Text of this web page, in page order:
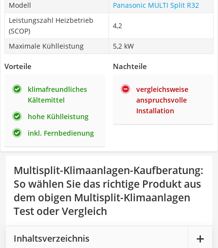
Modell
Panasonic MULTI Split R32
Leistungszahl Heizbetrieb
(SCOP)
4,2
Maximale Kühlleistung 5,2 kW
Vorteile
klimafreundliches
Kältemittel
hohe Kühlleistung
inkl. Fernbedienung
Nachteile
vergleichsweise
anspruchsvolle
Installation
Multisplit-Klimaanlagen-Kaufberatung:
So wählen Sie das richtige Produkt aus
dem obigen Multisplit-Klimaanlagen
Test oder Vergleich
Inhaltsverzeichnis